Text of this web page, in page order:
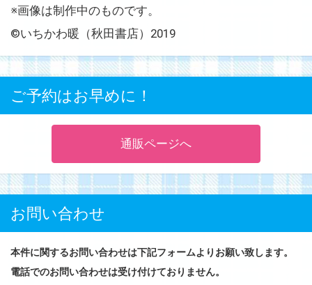
※画像は制作中のものです。
©いちかわ暖（秋田書店）2019
ご予約はお早めに！
通販ページへ
お問い合わせ
本件に関するお問い合わせは下記フォームよりお願い致します。
電話でのお問い合わせは受け付けておりません。